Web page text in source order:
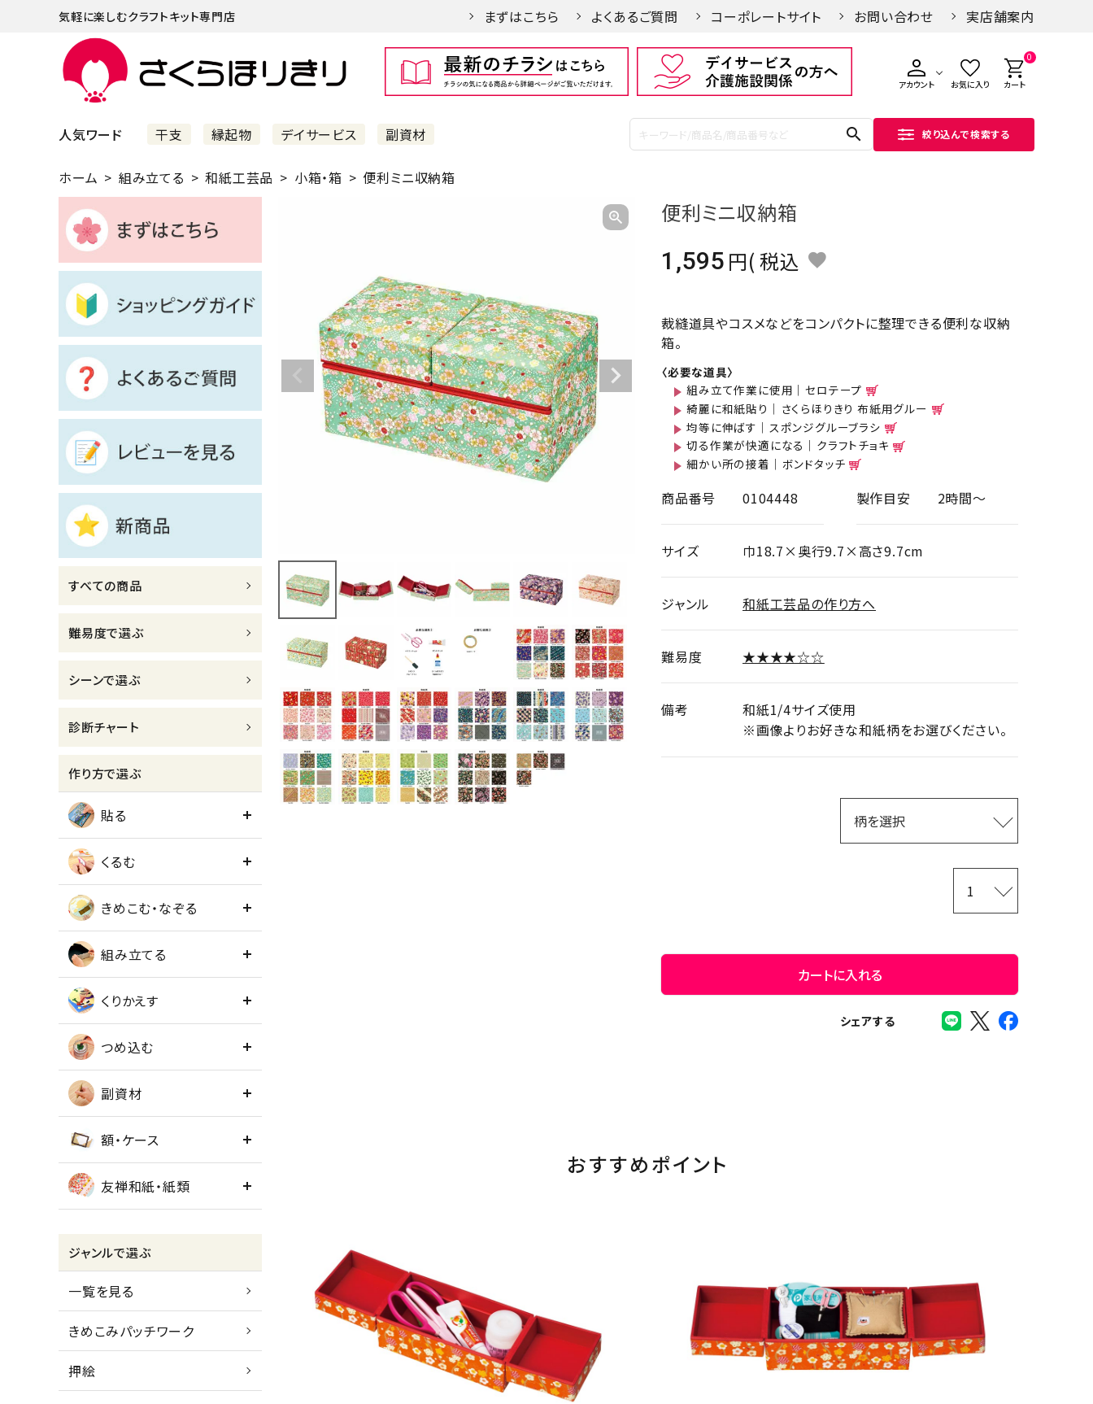
気軽に楽しむクラフトキット専門店 まずはこちら よくあるご質問 コーポレートサイト お問い合わせ 実店舗案内
アカウント お気に入り
0
カート
人気ワード 干支 縁起物 デイサービス 副資材 search 絞り込んで検索する
まずはこちら
ショッピングガイド
よくあるご質問
すべての商品
新着商品
診断チャート
ジャンルで選ぶ
レビューを見る
コーポレートサイト
実店舗案内
介護施設関係の方へ
ホーム 組み立てる 和紙工芸品 小箱・箱 便利ミニ収納箱
すべての商品
難易度で選ぶ
シーンで選ぶ
診断チャート
作り方で選ぶ
貼る
くるむ
きめこむ・なぞる
組み立てる
くりかえす
つめ込む
副資材
額・ケース
友禅和紙・紙類
ジャンルで選ぶ
一覧を見る
きめこみパッチワーク
押絵
便利ミニ収納箱
1,595
税込
裁縫道具やコスメなどをコンパクトに整理できる便利な収納
箱。
〈必要な道具〉
組み立て作業に使用｜セロテープ
綺麗に和紙貼り｜さくらほりきり 布紙用グルー
均等に伸ばす｜スポンジグルーブラシ
切る作業が快適になる｜クラフトチョキ
細かい所の接着｜ボンドタッチ
商品番号 0104448 製作目安 2時間～
サイズ 巾18.7×奥行9.7×高さ9.7cm
ジャンル 和紙工芸品の作り方へ
難易度 ★★★★☆☆
備考
和紙1/4サイズ使用
※画像よりお好きな和紙柄をお選びください。
カートに入れる
シェアする
おすすめポイント